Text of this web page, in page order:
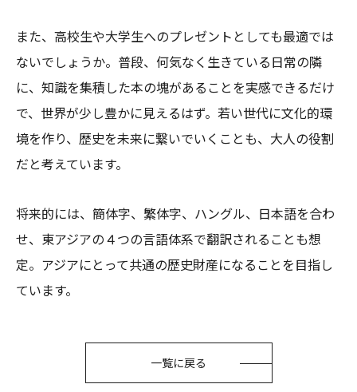
また、高校生や大学生へのプレゼントとしても最適では
ないでしょうか。普段、何気なく生きている日常の隣
に、知識を集積した本の塊があることを実感できるだけ
で、世界が少し豊かに見えるはず。若い世代に文化的環
境を作り、歴史を未来に繋いでいくことも、大人の役割
だと考えています。
将来的には、簡体字、繁体字、ハングル、日本語を合わ
せ、東アジアの４つの言語体系で翻訳されることも想
定。アジアにとって共通の歴史財産になることを目指し
ています。
一覧に戻る